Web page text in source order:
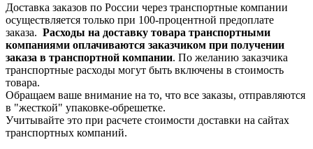
Доставка заказов по России через транспортные компании
осуществляется только при 100-процентной предоплате
заказа. Расходы на доставку товара транспортными
компаниями оплачиваются заказчиком при получении
заказа в транспортной компании. По желанию заказчика
транспортные расходы могут быть включены в стоимость
товара.
Обращаем ваше внимание на то, что все заказы, отправляются
в "жесткой" упаковке-обрешетке.
Учитывайте это при расчете стоимости доставки на сайтах
транспортных компаний.